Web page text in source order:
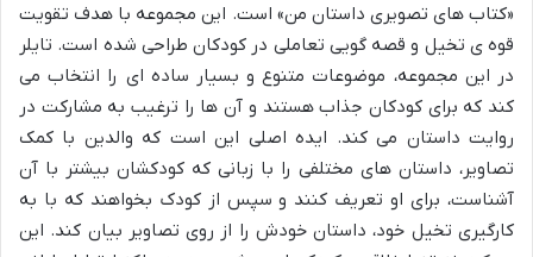
«کتاب های تصویری داستان من» است. این مجموعه با هدف تقویت
قوه ی تخیل و قصه گویی تعاملی در کودکان طراحی شده است. تایلر
در این مجموعه، موضوعات متنوع و بسیار ساده ای را انتخاب می
کند که برای کودکان جذاب هستند و آن ها را ترغیب به مشارکت در
روایت داستان می کند. ایده اصلی این است که والدین با کمک
تصاویر، داستان های مختلفی را با زبانی که کودکشان بیشتر با آن
آشناست، برای او تعریف کنند و سپس از کودک بخواهند که با به
کارگیری تخیل خود، داستان خودش را از روی تصاویر بیان کند. این